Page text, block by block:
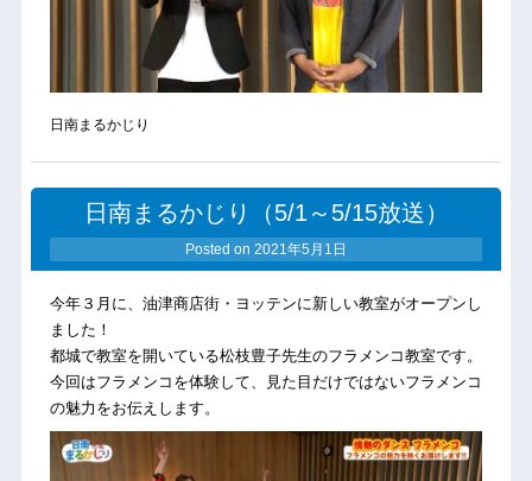
日南まるかじり
日南まるかじり（5/1～5/15放送）
Posted on 2021年5月1日
今年３月に、油津商店街・ヨッテンに新しい教室がオープンし
ました！
都城で教室を開いている松枝豊子先生のフラメンコ教室です。
今回はフラメンコを体験して、見た目だけではないフラメンコ
の魅力をお伝えします。